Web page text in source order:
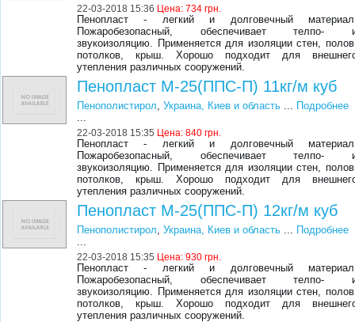
22-03-2018 15:36 Цена:734 грн.
Пенопласт - легкий и долговечный
Пожаробезопасный, обеспечивает телпо-
звукоизоляцию. Применяется для изоляции стен,
потолков, крыш. Хорошо подходит для
утепления различных сооружений.
Пенопласт М-25(ППС-П) 11кг/м куб
Пенополистирол,Украина, Киев и область ... Подробнее
...
22-03-2018 15:35 Цена:840 грн.
Пенопласт - легкий и долговечный
Пожаробезопасный, обеспечивает телпо-
звукоизоляцию. Применяется для изоляции стен,
потолков, крыш. Хорошо подходит для
утепления различных сооружений.
Пенопласт М-25(ППС-П) 12кг/м куб
Пенополистирол,Украина, Киев и область ... Подробнее
...
22-03-2018 15:35 Цена:930 грн.
Пенопласт - легкий и долговечный
Пожаробезопасный, обеспечивает телпо-
звукоизоляцию. Применяется для изоляции стен,
потолков, крыш. Хорошо подходит для
утепления различных сооружений.